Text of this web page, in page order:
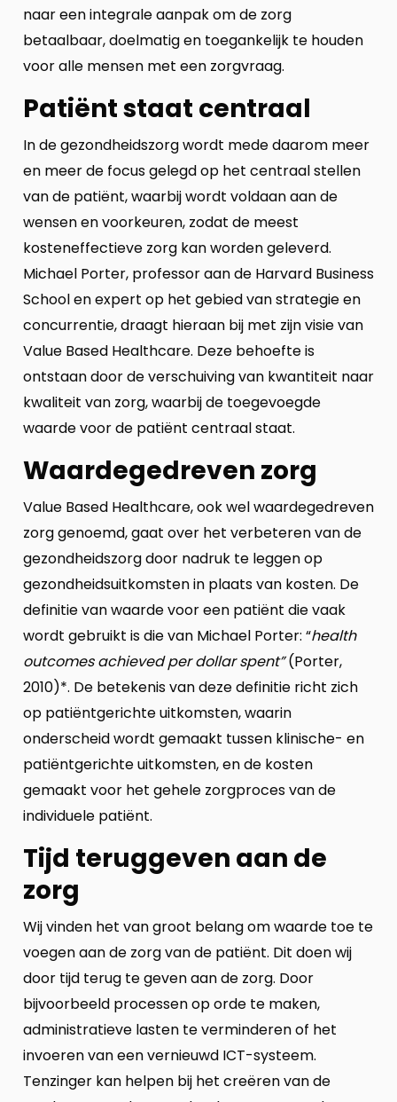
naar een integrale aanpak om de zorg
betaalbaar, doelmatig en toegankelijk te houden
voor alle mensen met een zorgvraag.
Patiënt staat centraal
In de gezondheidszorg wordt mede daarom meer
en meer de focus gelegd op het centraal stellen
van de patiënt, waarbij wordt voldaan aan de
wensen en voorkeuren, zodat de meest
kosteneffectieve zorg kan worden geleverd.
Michael Porter, professor aan de Harvard Business
School en expert op het gebied van strategie en
concurrentie, draagt hieraan bij met zijn visie van
Value Based Healthcare. Deze behoefte is
ontstaan door de verschuiving van kwantiteit naar
kwaliteit van zorg, waarbij de toegevoegde
waarde voor de patiënt centraal staat.
Waardegedreven zorg
Value Based Healthcare, ook wel waardegedreven
zorg genoemd, gaat over het verbeteren van de
gezondheidszorg door nadruk te leggen op
gezondheidsuitkomsten in plaats van kosten. De
definitie van waarde voor een patiënt die vaak
wordt gebruikt is die van Michael Porter: “health
outcomes achieved per dollar spent”(Porter,
2010)*. De betekenis van deze definitie richt zich
op patiëntgerichte uitkomsten, waarin
onderscheid wordt gemaakt tussen klinische- en
patiëntgerichte uitkomsten, en de kosten
gemaakt voor het gehele zorgproces van de
individuele patiënt.
Tijd teruggeven aan de
zorg
Wij vinden het van groot belang om waarde toe te
voegen aan de zorg van de patiënt. Dit doen wij
door tijd terug te geven aan de zorg. Door
bijvoorbeeld processen op orde te maken,
administratieve lasten te verminderen of het
invoeren van een vernieuwd ICT-systeem.
Tenzinger kan helpen bij het creëren van de